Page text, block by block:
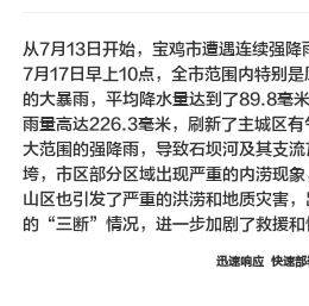
从7月13日开始，宝鸡市遭遇连续强降雨天气，7月16日早晨7点至
7月17日早上10点，全市范围内特别
的大暴雨，平均降水量达到了89.8毫
雨量高达226.3毫米，刷新了主城区有
大范围的强降雨，导致石坝河及其支
垮，市区部分区域出现严重的内涝现
山区也引发了严重的洪涝和地质灾害
的“三断”情况，进一步加剧了救援和
迅速响应 快速部